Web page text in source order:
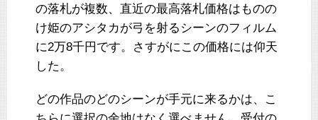
の落札が複数、直近の最高落札価格はものの
け姫のアシタカが弓を射るシーンのフィルム
に2万8千円です。さすがにこの価格には仰天
した。
どの作品のどのシーンが手元に来るかは、こ